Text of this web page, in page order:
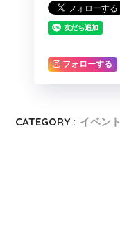
フォローする
CATEGORY : イベント